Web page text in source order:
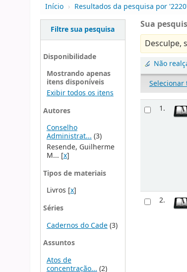
Início › Resultados da pesquisa por
Filtre sua pesquisa
Disponibilidade
Mostrando apenas
itens disponíveis
Exibir todos os itens
Autores
Conselho
Administrat...(3)
Resende, Guilherme
M... [x]
Tipos de materiais
Livros [x]
Séries
Cadernos do Cade(3)
Assuntos
Atos de
concentração... (2)
Sua
Desculpe,
Não
Selecionar
1.
2.